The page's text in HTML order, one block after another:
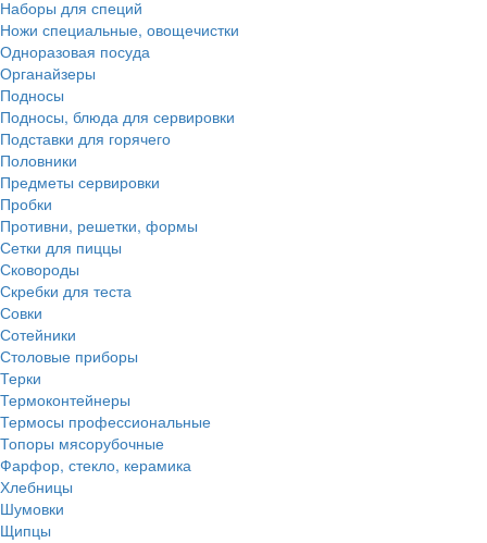
Наборы для специй
Ножи специальные, овощечистки
Одноразовая посуда
Органайзеры
Подносы
Подносы, блюда для сервировки
Подставки для горячего
Половники
Предметы сервировки
Пробки
Противни, решетки, формы
Сетки для пиццы
Сковороды
Скребки для теста
Совки
Сотейники
Столовые приборы
Терки
Термоконтейнеры
Термосы профессиональные
Топоры мясорубочные
Фарфор, стекло, керамика
Хлебницы
Шумовки
Щипцы